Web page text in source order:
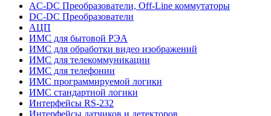
AC-DC Преобразователи, Off-Line коммутаторы
DC-DC Преобразователи
АЦП
ИМС для бытовой РЭА
ИМС для обработки видео изображений
ИМС для телекоммуникации
ИМС для телефонии
ИМС программируемой логики
ИМС стандартной логики
Интерфейсы RS-232
Интерфейсы датчиков и детекторов